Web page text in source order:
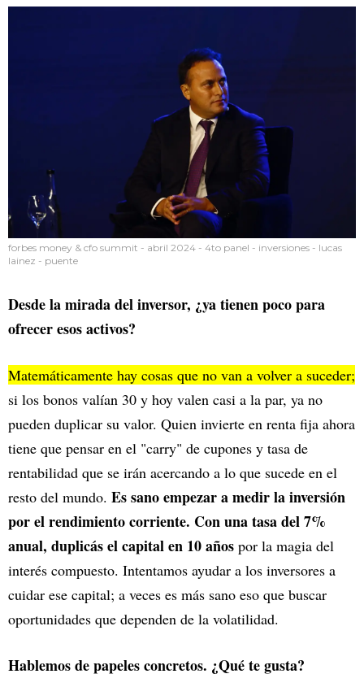
forbes money & cfo summit - abril 2024 - 4to panel - inversiones - lucas
lainez - puente
Desde la mirada del inversor, ¿ya tienen poco para
ofrecer esos activos?
Matemáticamente hay cosas que no van a volver a suceder;
si los bonos valían 30 y hoy valen casi a la par, ya no
pueden duplicar su valor. Quien invierte en renta fija ahora
tiene que pensar en el "carry" de cupones y tasa de
rentabilidad que se irán acercando a lo que sucede en el
resto del mundo. Es sano empezar a medir la inversión
por el rendimiento corriente. Con una tasa del 7%
anual, duplicás el capital en 10 años por la magia del
interés compuesto. Intentamos ayudar a los inversores a
cuidar ese capital; a veces es más sano eso que buscar
oportunidades que dependen de la volatilidad.
Hablemos de papeles concretos. ¿Qué te gusta?